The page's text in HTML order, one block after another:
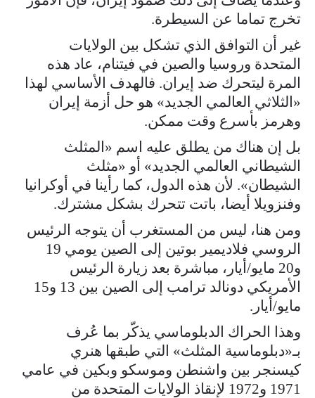
تخرج تماما عن السيطرة.
غير أن التوافق الذي تشكل بين الولايات
المتحدة وروسيا والصين في فيتنام، عاد هذه
المرة ليتحرك ضد إيران. فالهدف الأساسي لهذا
«الثلاثي العالمي الجديد» هو حل أزمة إيران
وهرمز بأسرع وقت ممكن.
بل إن هناك من يطلق عليه اسم «المثلث
الشيطاني العالمي الجديد» أو «مثلث
الشيطان». لأن هذه الدول، كما رأينا في أوكرانيا
وفنزويلا أيضا، باتت تتحرك بشكل مشترك.
ومن هنا، ليس من المستغرب أن يتوجه الرئيس
الروسي فلاديمير بوتين إلى الصين يومي 19
و20 مايو/أيار، مباشرة بعد زيارة الرئيس
الأمريكي دونالد ترامب إلى الصين بين 13 و15
مايو/أيار.
وهذا الحراك الدبلوماسي يذكّر بما عُرف
بـ«دبلوماسية المثلث» التي طبقها هنري
كيسنجر بين واشنطن وموسكو وبكين في عامي
1971 و1972 لإنقاذ الولايات المتحدة من